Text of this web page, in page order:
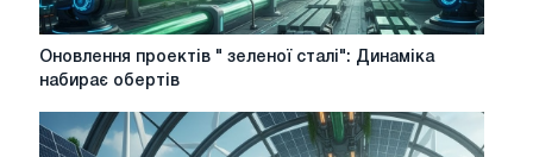
Оновлення
проектів
зеленої
сталі":
Оновлення проектів " зеленої сталі": Динаміка
набирає обертів